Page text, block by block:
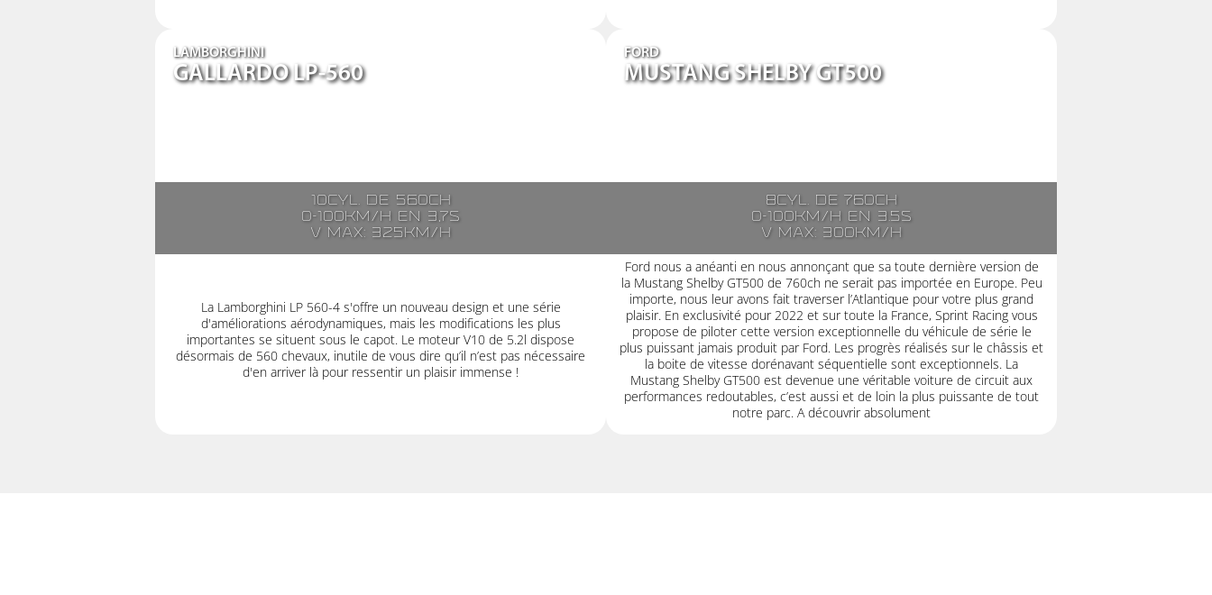
LAMBORGHINI
GALLARDO LP-560
10cyl. de 560ch
0-100km/h en 3,7s
V max: 325km/h
La Lamborghini LP 560-4 s'offre un nouveau design et une série
d'améliorations aérodynamiques, mais les modifications les plus
importantes se situent sous le capot. Le moteur V10 de 5.2l dispose
désormais de 560 chevaux, inutile de vous dire qu’il n’est pas nécessaire
d'en arriver là pour ressentir un plaisir immense !
FORD
MUSTANG SHELBY GT500
8cyl. de 760ch
0-100km/h en 3.5s
V max: 300km/h
Ford nous a anéanti en nous annonçant que sa toute dernière version de
la Mustang Shelby GT500 de 760ch ne serait pas importée en Europe. Peu
importe, nous leur avons fait traverser l’Atlantique pour votre plus grand
plaisir. En exclusivité pour 2022 et sur toute la France, Sprint Racing vous
propose de piloter cette version exceptionnelle du véhicule de série le
plus puissant jamais produit par Ford. Les progrès réalisés sur le châssis et
la boite de vitesse dorénavant séquentielle sont exceptionnels. La
Mustang Shelby GT500 est devenue une véritable voiture de circuit aux
performances redoutables, c’est aussi et de loin la plus puissante de tout
notre parc. A découvrir absolument